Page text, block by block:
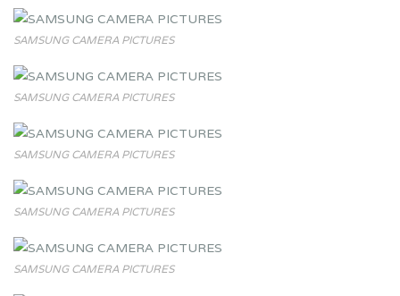
SAMSUNG CAMERA PICTURES
SAMSUNG CAMERA PICTURES
SAMSUNG CAMERA PICTURES
SAMSUNG CAMERA PICTURES
SAMSUNG CAMERA PICTURES